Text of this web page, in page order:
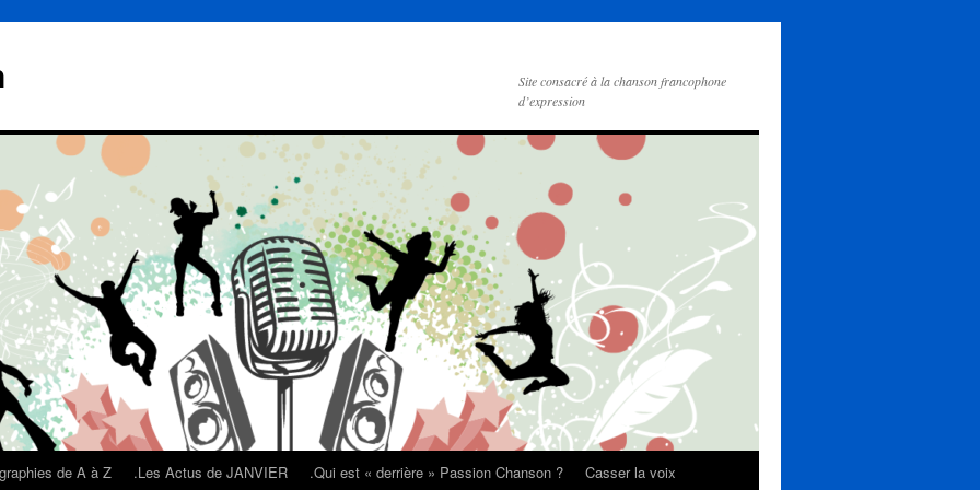
Site consacré à la chanson francophone
d’expression
de A à Z .Les Actus de JANVIER .Qui est « derrière » Passion Chanson ?
Casser la voix